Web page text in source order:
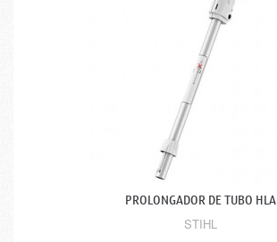
PROLONGADOR DE TUBO HLA
STIHL